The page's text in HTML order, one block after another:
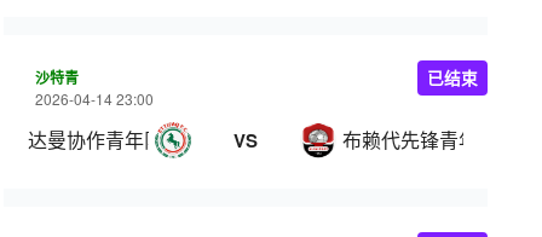
沙特青
2026-04-14 23:00
达曼协作青年队 VS 布赖代先锋青年队
已结束